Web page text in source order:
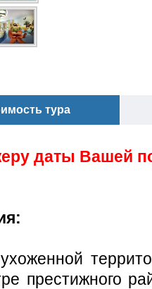
тура
даты Вашей
престижного